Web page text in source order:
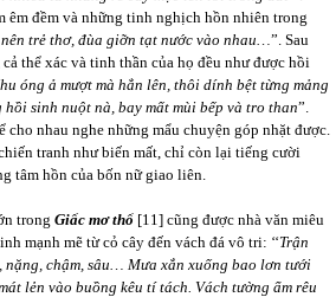
êm đềm và những tinh nghịch hồn nhiên trong
trẻ thơ, đùa giỡn tạt nước vào nhau…”. Sau
thể xác và tinh thần của họ đều như được hồi
óng ả mượt mà hẳn lên, thôi dính bệt từng mảng
sinh nuột nà, bay mất mùi bếp và tro than”.
cho nhau nghe những mẩu chuyện góp nhặt được.
tranh như biến mất, chỉ còn lại tiếng cười
tâm hồn của bốn nữ giao liên.
trong Giấc mơ thổ [11] cũng được nhà văn miêu
mạnh mẽ từ cỏ cây đến vách đá vô tri: ‘‘Trận
nặng, chậm, sâu… Mưa xắn xuống bao lơn tưới
lẻn vào buồng kêu tí tách. Vách tường ẩm rêu